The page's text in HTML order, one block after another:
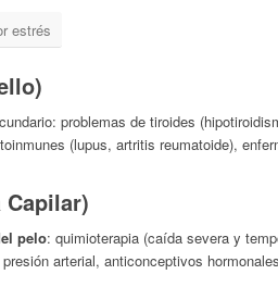
estrés
problemas de tiroides
(lupus, artritis reumatoide),
pelo: quimioterapia (caída severa y
arterial, anticonceptivos